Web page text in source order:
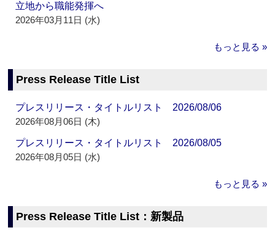
立地から職能発揮へ
2026年03月11日 (水)
もっと見る »
Press Release Title List
プレスリリース・タイトルリスト 2026/08/06
2026年08月06日 (木)
プレスリリース・タイトルリスト 2026/08/05
2026年08月05日 (水)
もっと見る »
Press Release Title List：新製品